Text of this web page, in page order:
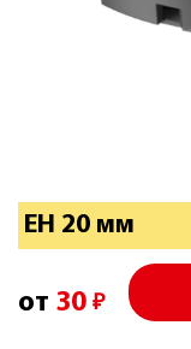
EH 20 мм
от 30 ₽